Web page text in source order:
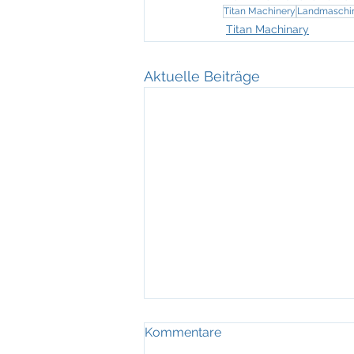
Titan Machinery
Titan Machinary
Aktuelle Beiträge
Titan Machinery expandiert
in Deutschland
Kommentare